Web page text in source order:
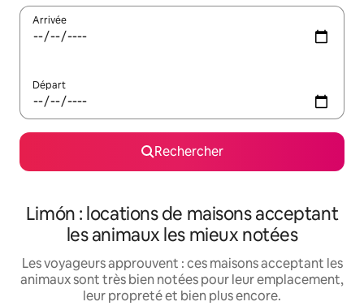
Arrivée
Départ
Rechercher
Limón : locations de maisons acceptant
les animaux les mieux notées
Les voyageurs approuvent : ces maisons acceptant les
animaux sont très bien notées pour leur emplacement,
leur propreté et bien plus encore.